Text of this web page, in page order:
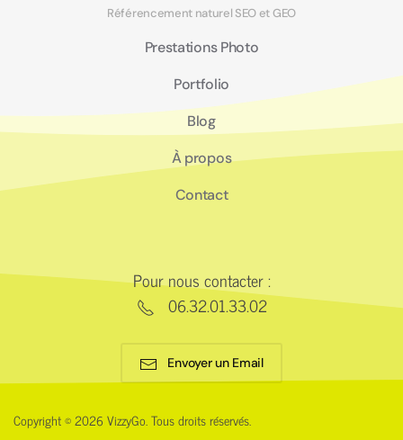
Référencement naturel SEO et GEO
Prestations Photo
Portfolio
Blog
À propos
Contact
Pour nous contacter :
06.32.01.33.02
Envoyer un Email
Copyright © 2026 VizzyGo. Tous droits réservés.